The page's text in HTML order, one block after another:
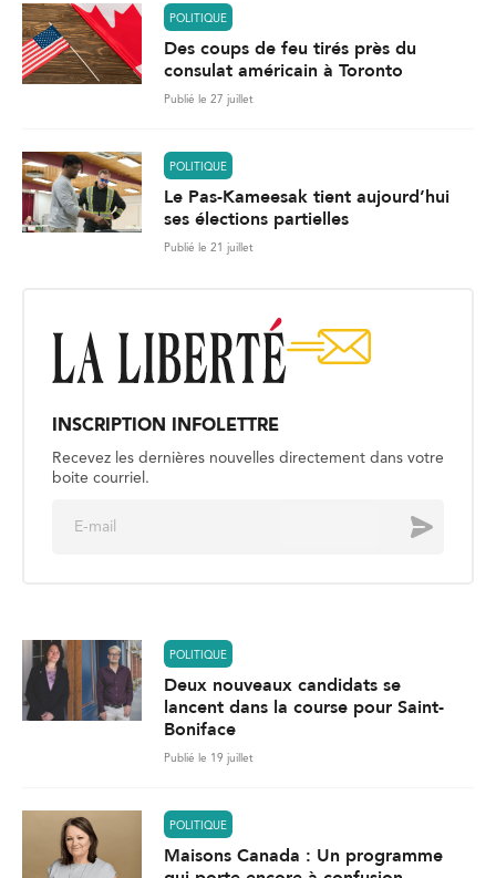
POLITIQUE
Des coups de feu tirés près du
consulat américain à Toronto
Publié le 27 juillet
POLITIQUE
Le Pas-Kameesak tient aujourd’hui
ses élections partielles
Publié le 21 juillet
INSCRIPTION INFOLETTRE
Recevez les dernières nouvelles directement dans votre
boite courriel.
Envoyer
POLITIQUE
Deux nouveaux candidats se
lancent dans la course pour Saint-
Boniface
Publié le 19 juillet
POLITIQUE
Maisons Canada : Un programme